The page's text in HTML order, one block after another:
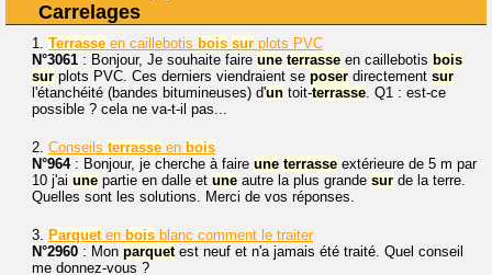
Carrelages
1. Terrasse en caillebotis bois sur plots PVC
N°3061 : Bonjour, Je souhaite faire une terrasse en caillebotis bois
sur plots PVC. Ces derniers viendraient se poser directement sur
l'étanchéité (bandes bitumineuses) d'un toit-terrasse. Q1 : est-ce
possible ? cela ne va-t-il pas...
2. Conseils terrasse en bois
N°964: Bonjour, je cherche à faire une terrasse extérieure de 5 m par
10 j'ai une partie en dalle et une autre la plus grande sur de la terre.
Quelles sont les solutions. Merci de vos réponses.
3. Parqueten bois blanc comment le traiter
N°2960 : Mon parquetest neuf et n'a jamais été traité. Quel conseil
me donnez-vous ?